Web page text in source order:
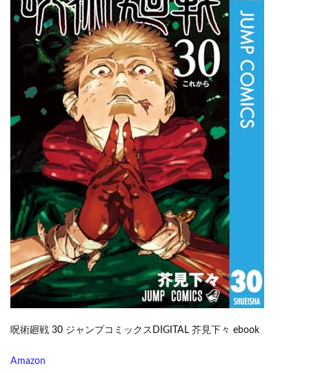
呪術廻戦 30 ジャンプコミックスDIGITAL 芥見下々 ebook
Amazon